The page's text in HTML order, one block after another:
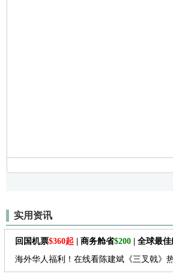
实用资讯
回国机票$360起 | 商务舱省$200 | 全球最
海外华人福利！在线看陈建斌《三叉戟》